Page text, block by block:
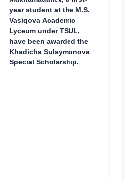
year student at the M.S.
Vasiqova Academic
Lyceum under TSUL,
have been awarded the
Khadicha Sulaymonova
Special Scholarship.